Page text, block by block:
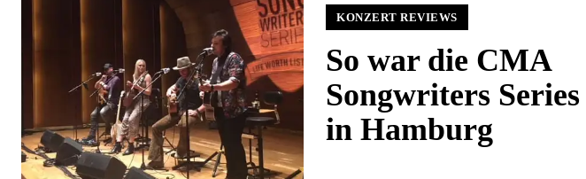
KONZERT REVIEWS
So war die CMA
Songwriters Series
in Hamburg